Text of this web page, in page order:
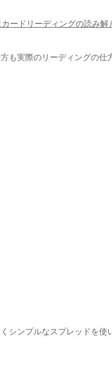
ードリーディングの読み
も実際のリーディングの仕
シンプルなスプレッドを使